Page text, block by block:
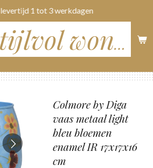
Stijlvol wonen
levertijd 1 tot 3 werkdagen
Colmore by Diga
vaas metaal light
bleu bloemen
enamel IR 17x17x16
cm